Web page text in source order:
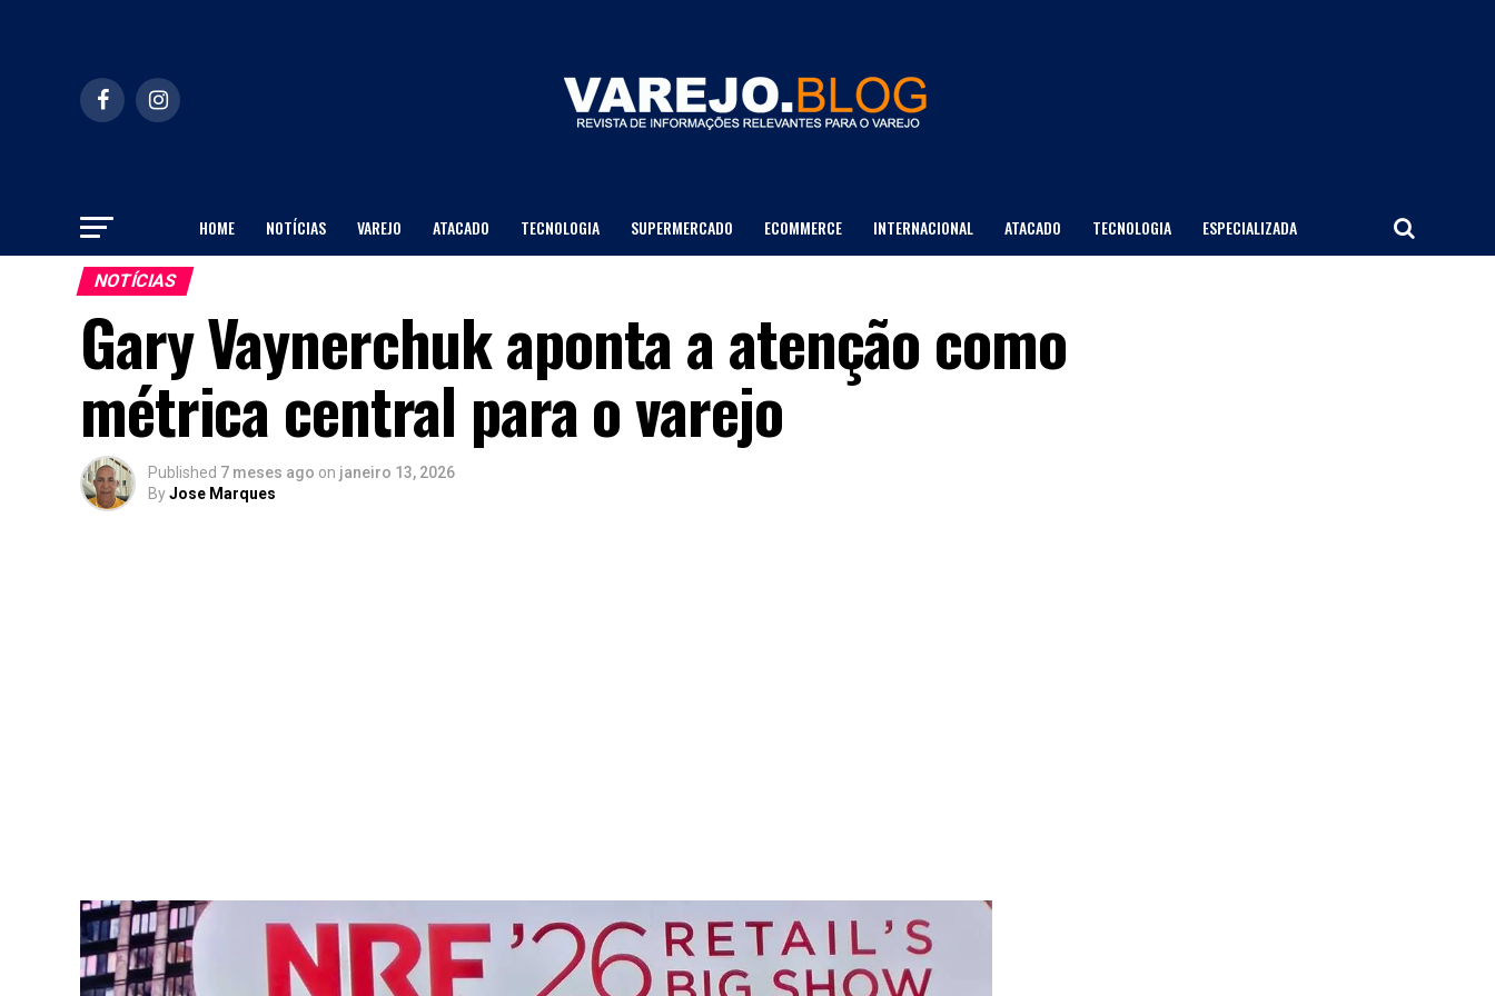
HOME NOTÍCIAS VAREJO ATACADO TECNOLOGIA SUPERMERCADO ECOMMERCE INTERNACIONAL ATACADO TECNOLOGIA ESPECIALIZADA
NOTÍCIAS
Gary Vaynerchuk aponta a atenção como
métrica central para o varejo
Published 7 meses ago on janeiro 13, 2026
ByJose Marques